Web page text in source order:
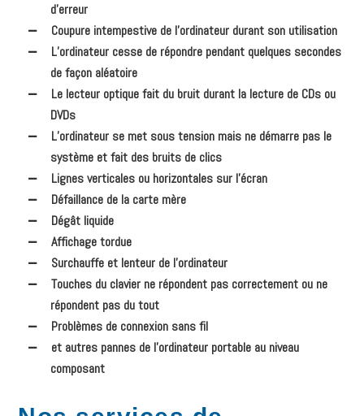
d’erreur
Coupure intempestive de l’ordinateur durant son utilisation
L’ordinateur cesse de répondre pendant quelques secondes
de façon aléatoire
Le lecteur optique fait du bruit durant la lecture de CDs ou
DVDs
L’ordinateur se met sous tension mais ne démarre pas le
système et fait des bruits de clics
Lignes verticales ou horizontales sur l’écran
Défaillance de la carte mère
Dégât liquide
Affichage tordue
Surchauffe et lenteur de l’ordinateur
Touches du clavier ne répondent pas correctement ou ne
répondent pas du tout
Problèmes de connexion sans fil
et autres pannes de l’ordinateur portable au niveau
composant